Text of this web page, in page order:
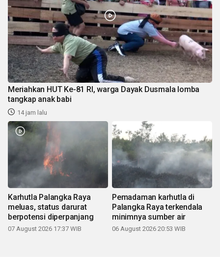
Meriahkan HUT Ke-81 RI, warga Dayak Dusmala lomba
tangkap anak babi
14 jam lalu
Karhutla Palangka Raya
meluas, status darurat
berpotensi diperpanjang
07 August 2026 17:37 WIB
Pemadaman karhutla di
Palangka Raya terkendala
minimnya sumber air
06 August 2026 20:53 WIB